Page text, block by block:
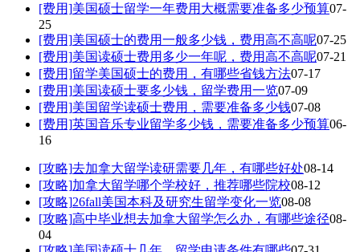
[费用]美国硕士留学一年费用大概需要准备多少预算07-
25
[费用]美国硕士的费用一般多少钱，费用高不高呢07-25
[费用]美国读硕士费用多少一年呢，费用高不高呢07-21
[费用]留学美国硕士的费用，有哪些省钱方法07-17
[费用]美国读硕士要多少钱，留学费用一览07-09
[费用]美国留学读硕士费用，需要准备多少钱07-08
[费用]英国音乐专业留学多少钱，需要准备多少预算06-
16
[攻略]去加拿大留学读研需要几年，有哪些好处08-14
[攻略]加拿大留学哪个学校好，推荐哪些院校08-12
[攻略]26fall美国本科及研究生留学变化一览08-08
[攻略]高中毕业想去加拿大留学怎么办，有哪些途径08-
04